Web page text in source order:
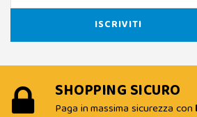
SHOPPING SICURO
Paga in massima sicurezza con